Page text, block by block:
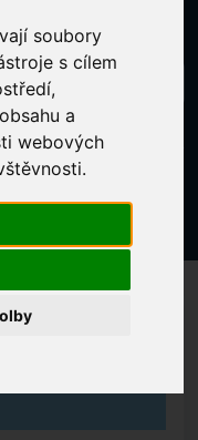
soubory
s cílem
a
webových
ÚDAJE KARTY
ODPOLEDNE